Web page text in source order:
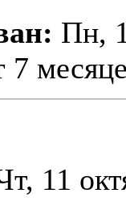
Пн,
7
11